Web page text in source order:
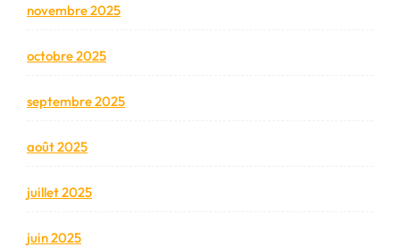
novembre 2025
octobre 2025
septembre 2025
août 2025
juillet 2025
juin 2025